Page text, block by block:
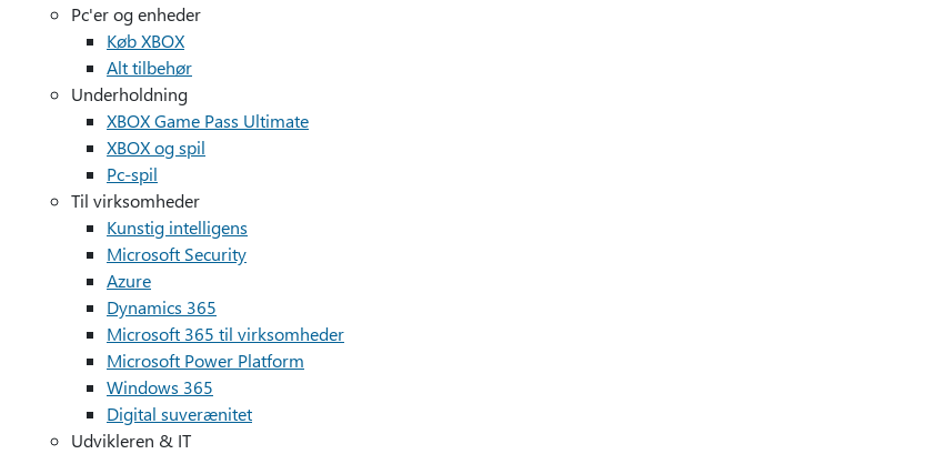
Pc'er og enheder
Køb XBOX
Alt tilbehør
Underholdning
XBOX Game Pass Ultimate
XBOX og spil
Pc-spil
Til virksomheder
Kunstig intelligens
Microsoft Security
Azure
Dynamics 365
Microsoft 365 til virksomheder
Microsoft Power Platform
Windows 365
Digital suverænitet
Udvikleren & IT